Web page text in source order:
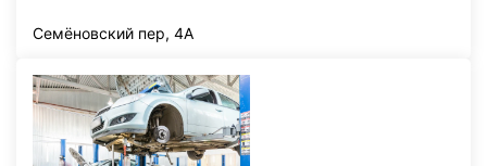
Семёновский пер, 4А